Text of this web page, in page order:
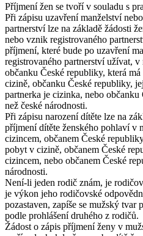
Příjmení žen se tvoří v souladu s
Při zápisu uzavření manželství
partnerství lze na základě žádosti
nebo vznik registrovaného
příjmení, které bude po uzavření
registrovaného partnerství užívat,
občanku České republiky, která
cizině, občanku České republiky,
partnerka je cizinka, nebo
než české národnosti.
Při zápisu narození dítěte lze na
příjmení dítěte ženského pohlaví v
cizincem, občanem České
pobyt v cizině, občanem České
cizincem, nebo občanem České
národnosti.
Není-li jeden rodič znám, je
je výkon jeho rodičovské
pozastaven, zapíše se mužský
podle prohlášení druhého z rodičů.
Žádost o zápis příjmení ženy v